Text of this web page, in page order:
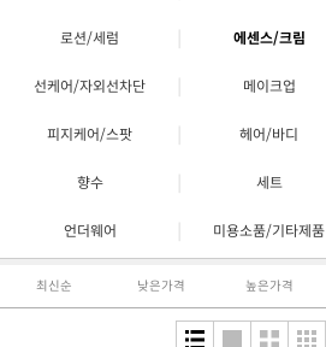
로션/세럼 에센스/크림
선케어/자외선차단 메이크업
피지케어/스팟 헤어/바디
향수 세트
언더웨어 미용소품/기타제품
최신순 낮은가격 높은가격